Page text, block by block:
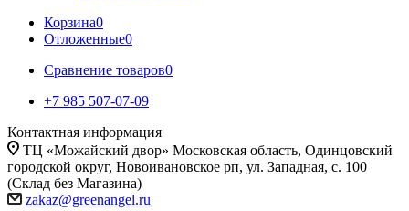
Корзина0
Отложенные0
Сравнение товаров0
+7 985 507-07-09
Контактная информация
ТЦ «Можайский двор» Московская область, Одинцовский
городской округ, Новоивановское рп, ул. Западная, с. 100
(Склад без Магазина)
zakaz@greenangel.ru